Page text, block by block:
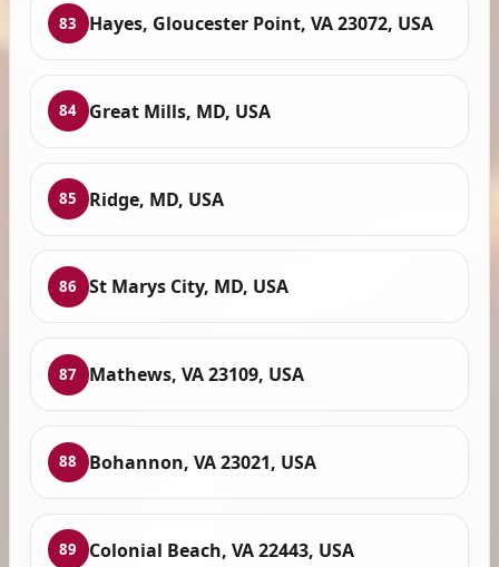
83 Hayes, Gloucester Point, VA 23072, USA
84 Great Mills, MD, USA
85 Ridge, MD, USA
86 St Marys City, MD, USA
87 Mathews, VA 23109, USA
88 Bohannon, VA 23021, USA
89 Colonial Beach, VA 22443, USA